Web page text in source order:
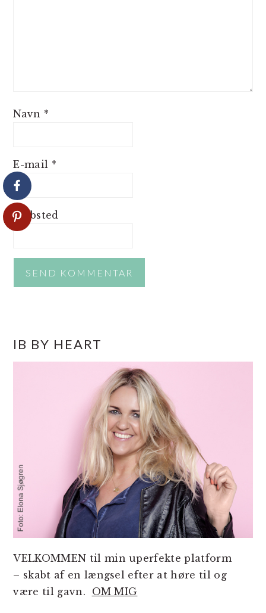
Navn *
E-mail *
Websted
SIDEBAR
IB BY HEART
VELKOMMEN til min uperfekte platform
– skabt af en længsel efter at høre til og
være til gavn. OM MIG